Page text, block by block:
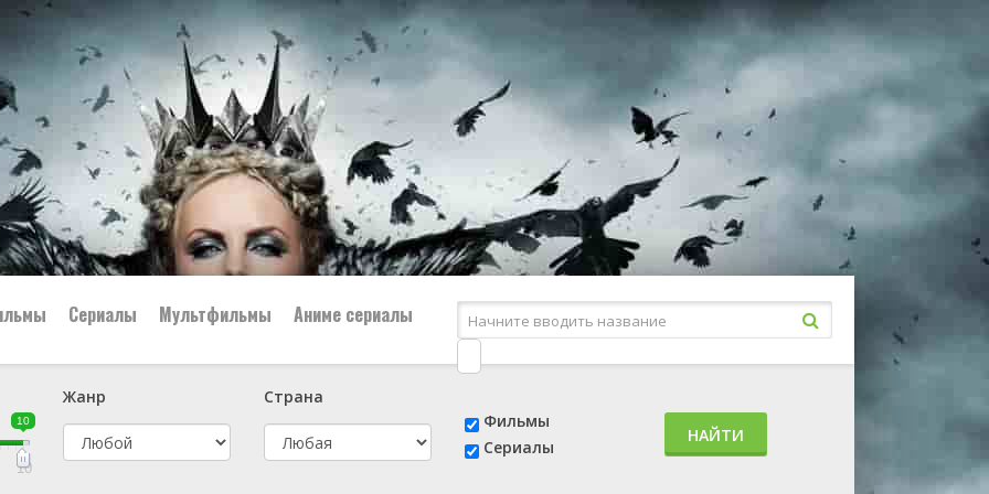
👨‍✈️ Военный
🕵️‍♂️ Детектив
Сериалы Мультфильмы Аниме сериалы
10
10
Жанр
Страна
Фильмы
Сериалы
НАЙТИ